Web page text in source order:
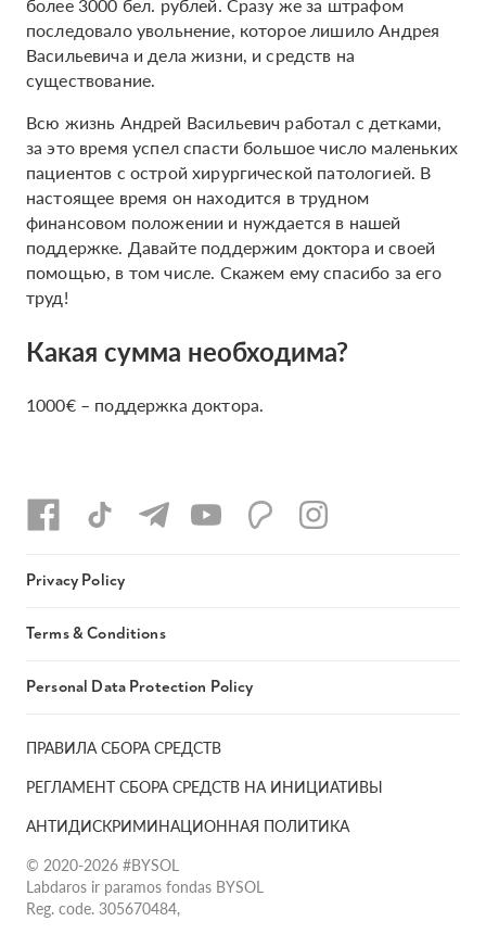
последовало увольнение, которое лишило Андрея
Васильевича и дела жизни, и средств на
существование.
Всю жизнь Андрей Васильевич работал с детками,
за это время успел спасти большое число маленьких
пациентов с острой хирургической патологией. В
настоящее время он находится в трудном
финансовом положении и нуждается в нашей
поддержке. Давайте поддержим доктора и своей
помощью, в том числе. Скажем ему спасибо за его
труд!
Какая сумма необходима?
1000€ – поддержка доктора.
ПРАВИЛА СБОРА СРЕДСТВ
РЕГЛАМЕНТ СБОРА СРЕДСТВ НА ИНИЦИАТИВЫ
АНТИДИСКРИМИНАЦИОННАЯ ПОЛИТИКА
© 2020-2026 #BYSOL
Labdaros ir paramos fondas BYSOL
Reg. code. 305670484,
Privacy Policy
Terms & Conditions
Personal Data Protection Policy